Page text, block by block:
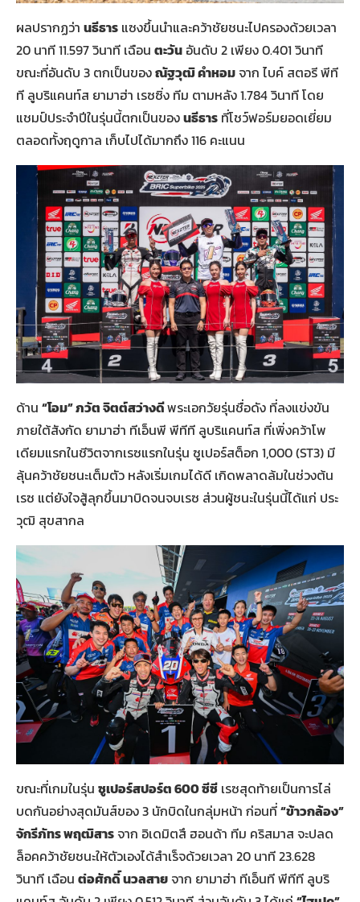
ผลปรากฏว่า นธีธาร แซงขึ้นนำและคว้าชัยชนะไปครองด้วยเวลา
20 นาที 11.597 วินาที เฉือน ตะวัน อันดับ 2 เพียง 0.401 วินาที
ขณะที่อันดับ 3 ตกเป็นของณัฐวุฒิ คำหอมจาก ไบค์ สตอรี พีที
ที ลูบริแคนท์ส ยามาฮ่า เรซซิ่ง ทีม ตามหลัง 1.784 วินาที โดย
แชมป์ประจำปีในรุ่นนี้ตกเป็นของนธีธาร ที่โชว์ฟอร์มยอดเยี่ยม
ตลอดทั้งฤดูกาล เก็บไปได้มากถึง 116 คะแนน
ด้าน “โอม” ภวัต จิตต์สว่างดีพระเอกวัยรุ่นชื่อดัง ที่ลงแข่งขัน
ภายใต้สังกัด ยามาฮ่า ทีเอ็นพี พีทีที ลูบริแคนท์ส ที่เพิ่งคว้าโพ
เดียมแรกในชีวิตจากเรซแรกในรุ่น ซูเปอร์สต็อก 1,000 (ST3) มี
ลุ้นคว้าชัยชนะเต็มตัว หลังเริ่มเกมได้ดี เกิดพลาดล้มในช่วงต้น
เรซ แต่ยังใจสู้ลุกขึ้นมาบิดจนจบเรซ ส่วนผู้ชนะในรุ่นนี้ได้แก่ ประ
วุฒิ สุขสากล
ขณะที่เกมในรุ่น ซูเปอร์สปอร์ต600ซีซี เรซสุดท้ายเป็นการไล่
บดกันอย่างสุดมันส์ของ 3 นักบิดในกลุ่มหน้า ก่อนที่“ข้าวกล้อง”
จักรีภัทร พฤฒิสารจาก อิเดมิตสึ ฮอนด้า ทีม คริสมาส จะปลด
ล็อคคว้าชัยชนะให้ตัวเองได้สำเร็จด้วยเวลา 20 นาที 23.628
วินาที เฉือน ต่อศักดิ์ นวลสายจาก ยามาฮ่า ทีเอ็นที พีทีที ลูบริ